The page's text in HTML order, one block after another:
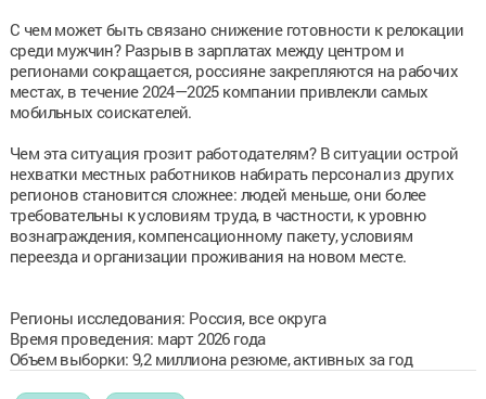
С чем может быть связано снижение готовности к релокации
среди мужчин? Разрыв в зарплатах между центром и
регионами сокращается, россияне закрепляются на рабочих
местах, в течение 2024—2025 компании привлекли самых
мобильных соискателей.
Чем эта ситуация грозит работодателям? В ситуации острой
нехватки местных работников набирать персонал из других
регионов становится сложнее: людей меньше, они более
требовательны к условиям труда, в частности, к уровню
вознаграждения, компенсационному пакету, условиям
переезда и организации проживания на новом месте.
Регионы исследования: Россия, все округа
Время проведения: март 2026 года
Объем выборки: 9,2 миллиона резюме, активных за год